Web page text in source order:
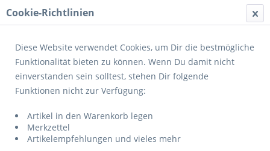
Menü
Übersicht City-/ Lastenrad
C380 HMB (1 x an Lager zum Sonderpreis)
Cookie-Richtlinien
Diese Website verwendet Cookies, um Dir die bestmögliche
Funktionalität bieten zu können. Wenn Du damit nicht
einverstanden sein solltest, stehen Dir folgende
Funktionen nicht zur Verfügung:
Artikel in den Warenkorb legen
Merkzettel
Artikelempfehlungen und vieles mehr